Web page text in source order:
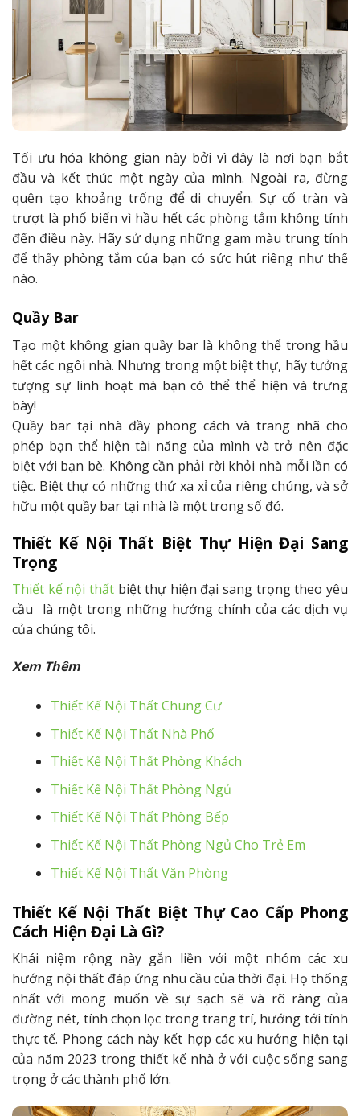
Tối ưu hóa không gian này bởi vì đây là nơi bạn bắt
đầu và kết thúc một ngày của mình. Ngoài ra, đừng
quên tạo khoảng trống để di chuyển. Sự cố tràn và
trượt là phổ biến vì hầu hết các phòng tắm không tính
đến điều này. Hãy sử dụng những gam màu trung tính
để thấy phòng tắm của bạn có sức hút riêng như thế
nào.
Quầy Bar
Tạo một không gian quầy bar là không thể trong hầu
hết các ngôi nhà. Nhưng trong một biệt thự, hãy tưởng
tượng sự linh hoạt mà bạn có thể thể hiện và trưng
bày!
Quầy bar tại nhà đầy phong cách và trang nhã cho
phép bạn thể hiện tài năng của mình và trở nên đặc
biệt với bạn bè. Không cần phải rời khỏi nhà mỗi lần có
tiệc. Biệt thự có những thứ xa xỉ của riêng chúng, và sở
hữu một quầy bar tại nhà là một trong số đó.
Thiết Kế Nội Thất Biệt Thự Hiện Đại Sang
Trọng
Thiết kế nội thấtbiệt thự hiện đại sang trọng theo yêu
cầu là một trong những hướng chính của các dịch vụ
của chúng tôi.
Xem Thêm
Thiết Kế Nội Thất Chung Cư
Thiết Kế Nội Thất Nhà Phố
Thiết Kế Nội Thất Phòng Khách
Thiết Kế Nội Thất Phòng Ngủ
Thiết Kế Nội Thất Phòng Bếp
Thiết Kế Nội Thất Phòng Ngủ Cho Trẻ Em
Thiết Kế Nội Thất Văn Phòng
Thiết Kế Nội Thất Biệt Thự Cao Cấp Phong
Cách Hiện Đại Là Gì?
Khái niệm rộng này gắn liền với một nhóm các xu
hướng nội thất đáp ứng nhu cầu của thời đại. Họ thống
nhất với mong muốn về sự sạch sẽ và rõ ràng của
đường nét, tính chọn lọc trong trang trí, hướng tới tính
thực tế. Phong cách này kết hợp các xu hướng hiện tại
của năm 2023 trong thiết kế nhà ở với cuộc sống sang
trọng ở các thành phố lớn.